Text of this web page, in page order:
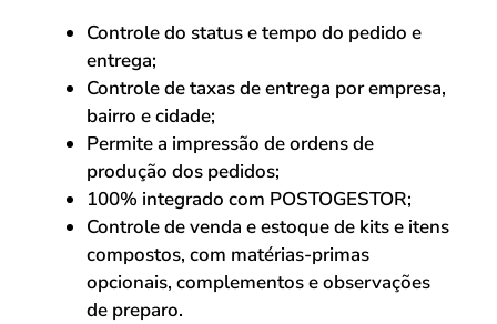
Controle do status e tempo do pedido e
entrega;
Controle de taxas de entrega por empresa,
bairro e cidade;
Permite a impressão de ordens de
produção dos pedidos;
100% integrado com POSTOGESTOR;
Controle de venda e estoque de kits e itens
compostos, com matérias-primas
opcionais, complementos e observações
de preparo.